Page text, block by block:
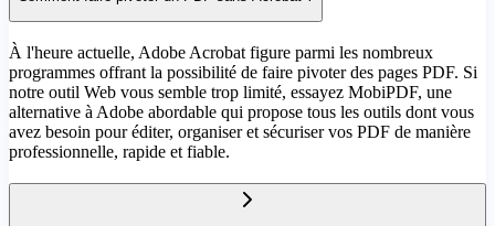
À l'heure actuelle, Adobe Acrobat figure parmi les nombreux
programmes offrant la possibilité de faire pivoter des pages PDF. Si
notre outil Web vous semble trop limité, essayez MobiPDF, une
alternative à Adobe abordable qui propose tous les outils dont vous
avez besoin pour éditer, organiser et sécuriser vos PDF de manière
professionnelle, rapide et fiable.